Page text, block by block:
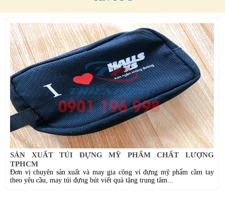
SẢN XUẤT TÚI ĐỰNG MỸ PHẨM CHẤT LƯỢNG
TPHCM
Đơn vị chuyên sản xuất và may gia công ví đựng mỹ phẩm cầm tay
theo yêu cầu, may túi đựng bút viết quà tặng trung tâm...